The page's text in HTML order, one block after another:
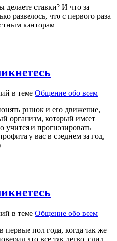
делаете ставки? И что за
развелось, что с первого раза
канторам..
в теме Общение обо всем
рынок и его движение,
организм, который имеет
учится и прогнозировать
у вас в среднем за год,
в теме Общение обо всем
первые пол года, когда так же
что все так легко, слил